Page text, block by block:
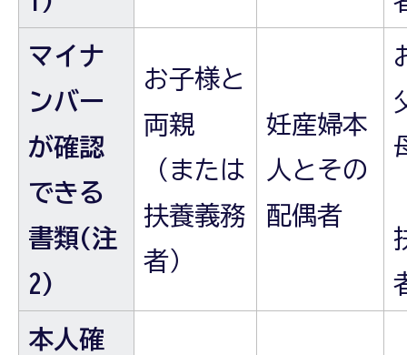
マイナ
ンバー
が確認
できる
書類(注
2)
お子様と
両親
（または
扶養義務
者）
妊産婦本
人とその
配偶者
本人確